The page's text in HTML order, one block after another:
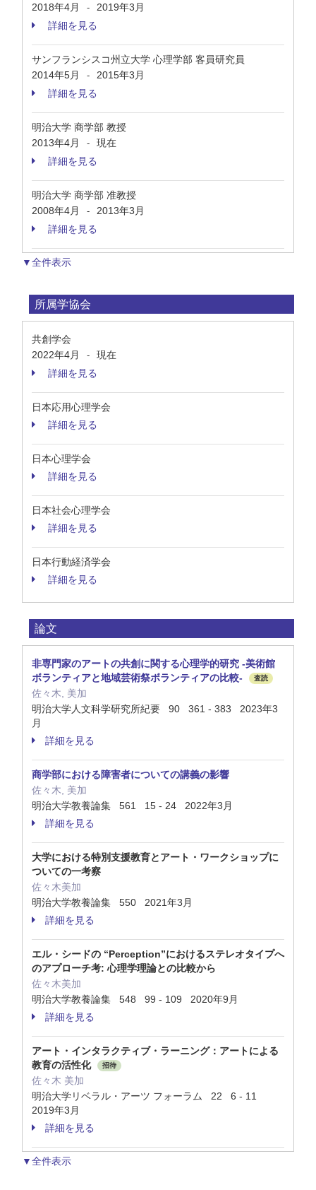
2018年4月
-
2019年3月
詳細を見る
サンフランシスコ州立大学 心理学部 客員研究員
2014年5月
-
2015年3月
詳細を見る
明治大学 商学部 教授
2013年4月
-
現在
詳細を見る
明治大学 商学部 准教授
2008年4月
-
2013年3月
詳細を見る
▼全件表示
所属学協会
共創学会
2022年4月
-
現在
詳細を見る
日本応用心理学会
詳細を見る
日本心理学会
詳細を見る
日本社会心理学会
詳細を見る
日本行動経済学会
詳細を見る
論文
非専門家のアートの共創に関する心理学的研究 -美術館
ボランティアと地域芸術祭ボランティアの比較-
査読
佐々木, 美加
明治大学人文科学研究所紀要 90 361 - 383 2023年3
月
詳細を見る
商学部における障害者についての講義の影響
佐々木, 美加
明治大学教養論集 561 15 - 24 2022年3月
詳細を見る
大学における特別支援教育とアート・ワークショップに
ついての一考察
佐々木美加
明治大学教養論集 550 2021年3月
詳細を見る
エル・シードの “Perception”におけるステレオタイプへ
のアプローチ考: 心理学理論との比較から
佐々木美加
明治大学教養論集 548 99 - 109 2020年9月
詳細を見る
アート・インタラクティブ・ラーニング：アートによる
教育の活性化
招待
佐々木 美加
明治大学リベラル・アーツ フォーラム 22 6 - 11
2019年3月
詳細を見る
▼全件表示